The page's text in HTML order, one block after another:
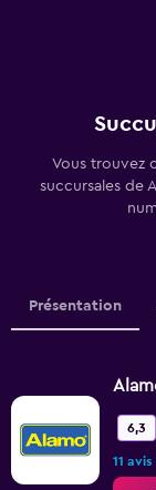
Vous trouvez
succursales de
Présentation
6,3
11 avis